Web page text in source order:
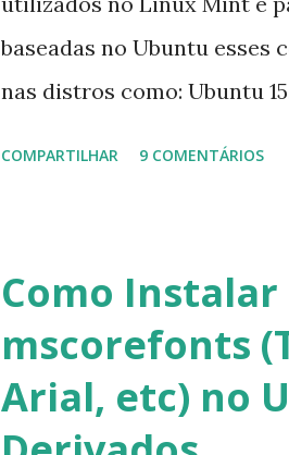
baseadas no Ubuntu esses
nas distros como: Ubuntu
iniciantes... 1- Atualizar a
Atualizar toda a distro: $
manager -d -c 3- Instalar
pacote] 4- Procurar
COMPARTILHAR 9 COMENTÁRIOS
Como
mscorefonts
Arial, etc) no